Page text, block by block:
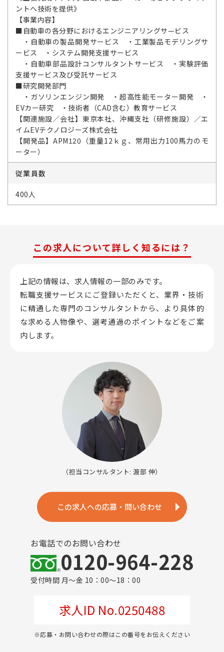
ントへ技術を提供》
【事業内容】
■自動車の各分野におけるエンジニアリングサ—ビス
・自動車の製品開発サービス ・工業製品モデリングサ
ービス ・システム開発支援サービス
・自動車部品設計コンサルタントサービス ・実験評価
支援サービス及び受託サービス
■研究開発部門
・ガソリンエンジン開発 ・超高性能モーター開発 ・
EVカー研究 ・技術者（CAD含む）教育サービス
【関連施設／会社】東京本社、沖縄支社（研修施設）／エ
イムEVテクノロジーズ株式会社
【開発品】APM120（重量12ｋｇ、常用出力100馬力のモ
ーター）
従業員数
400人
この求人について詳しく知るには？
上記の情報は、求人情報の一部のみです。
転職支援サービスにご登録いただくと、業界・技術
に精通した専門のコンサルタントから、 より具体的
な求める人物像や、選考通過のポイントなどをご案
内します。
（担当コンサルタント: 渡部 伸）
この求人への応募・問い合わせ
お電話でのお問い合わせ
0120-964-228
受付時間 月～金 10：00～18：00
求人ID No.0250488
※応募・お問い合わせの際はこの番号をお伝えください